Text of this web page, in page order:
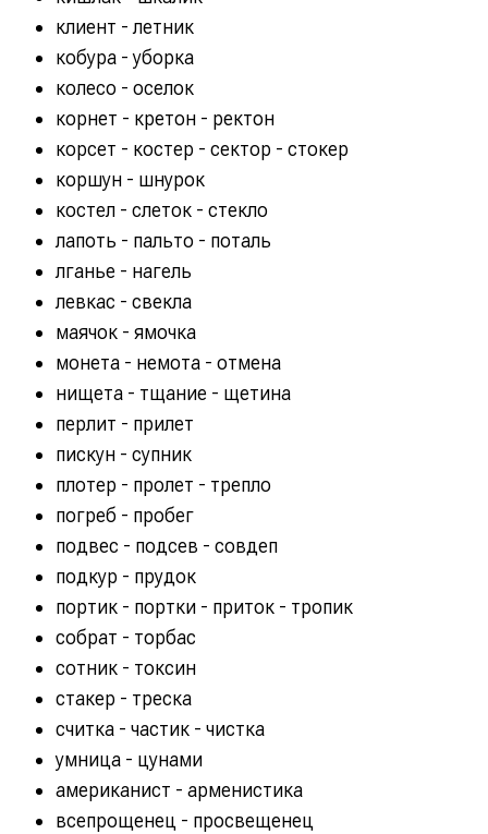
клиент - летник
кобура - уборка
колесо - оселок
корнет - кретон - ректон
корсет - костер - сектор - стокер
коршун - шнурок
костел - слеток - стекло
лапоть - пальто - поталь
лганье - нагель
левкас - свекла
маячок - ямочка
монета - немота - отмена
нищета - тщание - щетина
перлит - прилет
пискун - супник
плотер - пролет - трепло
погреб - пробег
подвес - подсев - совдеп
подкур - прудок
портик - портки - приток - тропик
собрат - торбас
сотник - токсин
стакер - треска
считка - частик - чистка
умница - цунами
американист - арменистика
всепрощенец - просвещенец